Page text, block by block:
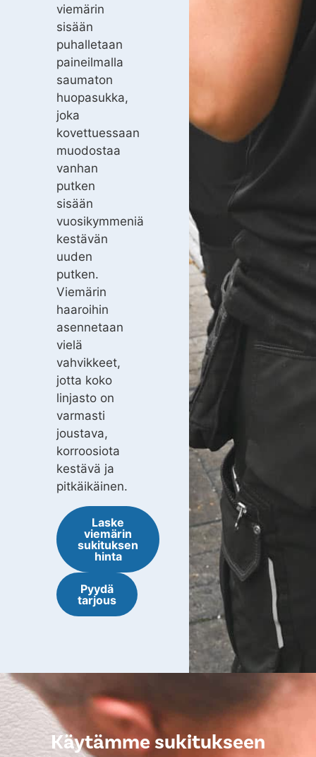
viemärin
sisään
puhalletaan
paineilmalla
saumaton
huopasukka,
joka
kovettuessaan
muodostaa
vanhan
putken
sisään
vuosikymmeniä
kestävän
uuden
putken.
Viemärin
haaroihin
asennetaan
vielä
vahvikkeet,
jotta koko
linjasto on
varmasti
joustava,
korroosiota
kestävä ja
pitkäikäinen.
Laske
viemärin
sukituksen
hinta
Pyydä
tarjous
Käytämme sukitukseen